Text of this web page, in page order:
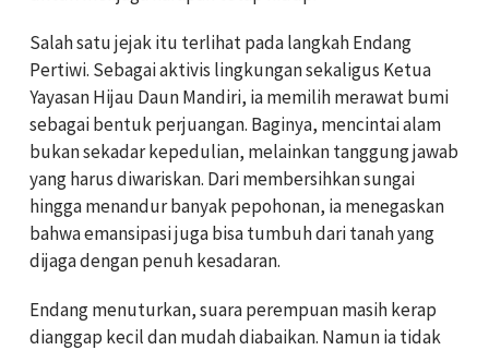
Salah satu jejak itu terlihat pada langkah Endang
Pertiwi. Sebagai aktivis lingkungan sekaligus Ketua
Yayasan Hijau Daun Mandiri, ia memilih merawat bumi
sebagai bentuk perjuangan. Baginya, mencintai alam
bukan sekadar kepedulian, melainkan tanggung jawab
yang harus diwariskan. Dari membersihkan sungai
hingga menandur banyak pepohonan, ia menegaskan
bahwa emansipasi juga bisa tumbuh dari tanah yang
dijaga dengan penuh kesadaran.
Endang menuturkan, suara perempuan masih kerap
dianggap kecil dan mudah diabaikan. Namun ia tidak